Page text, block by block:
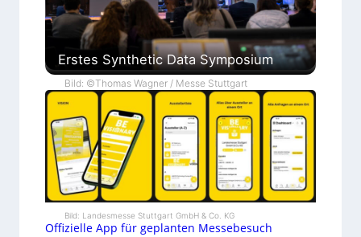
Erstes Synthetic Data Symposium
Bild: ©Thomas Wagner / Messe Stuttgart
Bild: Landesmesse Stuttgart GmbH & Co. KG
Offizielle App für geplanten Messebesuch